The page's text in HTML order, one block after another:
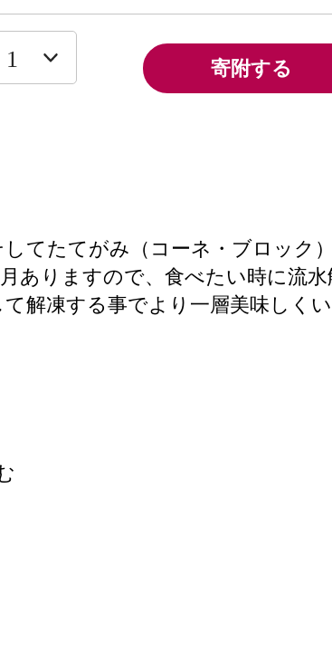
寄附する
てたてがみ（コーネ・ブロック
りますので、食べたい時に流水
解凍する事でより一層美味しくい